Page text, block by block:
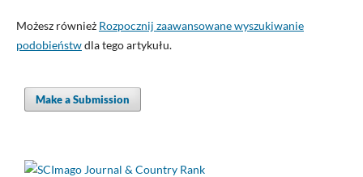
Możesz również Rozpocznij zaawansowane wyszukiwanie
podobieństwdla tego artykułu.
Make a Submission